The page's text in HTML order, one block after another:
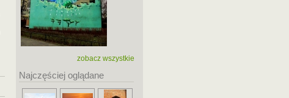
zobacz wszystkie
Najczęściej oglądane